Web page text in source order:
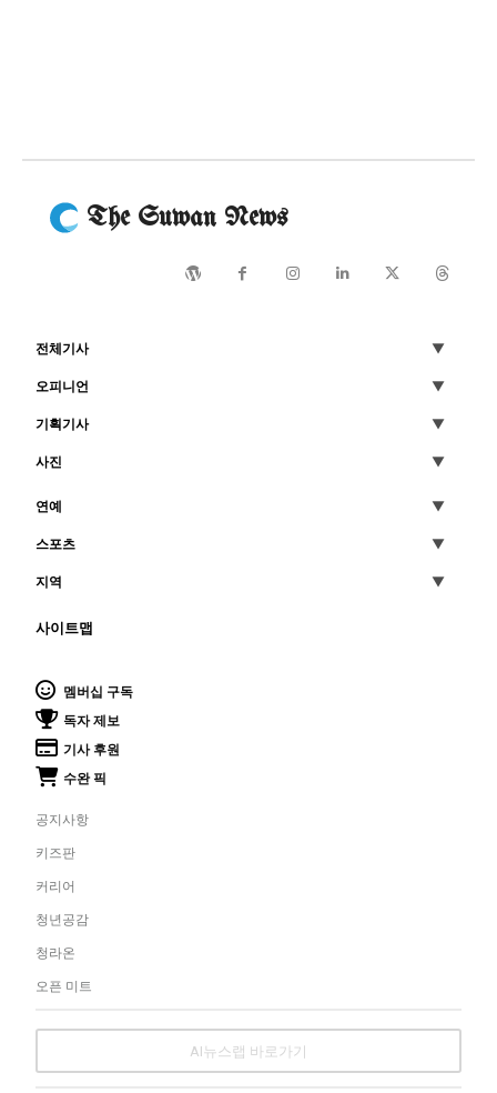
The Suwan News
전체기사
오피니언
기획기사
사진
연예
스포츠
지역
사이트맵
멤버십 구독
독자 제보
기사 후원
수완 픽
공지사항
키즈판
커리어
청년공감
청라온
오픈 미트
AI뉴스랩 바로가기